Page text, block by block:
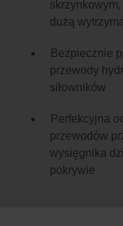
dużą
Bezpiecznie
przewody
siłowników
Perfekcyjna
przewodów
wysięgnika
pokrywie